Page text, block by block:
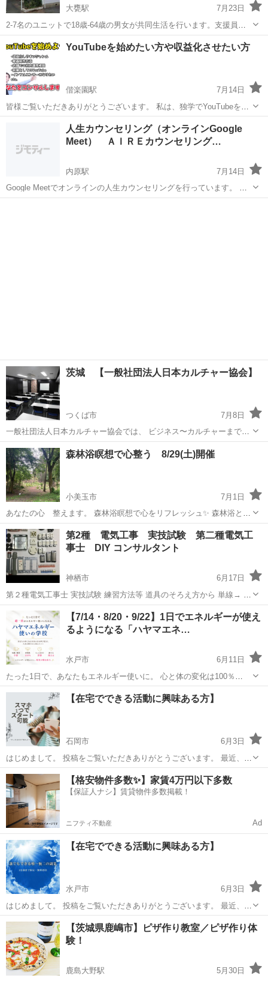
大甕駅
7月23日
2-7名のユニットで18歳-64歳の男女が共同生活を行います。支援員さ
んが24h自立へ向けた生活の援助を行います。
茨城 日立市 その他
YouTubeを始めたい方や収益化させたい方
偕楽園駅
7月14日
皆様ご覧いただきありがとうございます。 私は、独学でYouTubeを始
めて 収益化を達成し 企業からの動画編集を受けるお仕事をしている
YouTuberです。 一つのアカウントが1.5万人 二つめは、1.2万人 現在
つくばみらい市 偕楽園駅 YouTube
人生カウンセリング（オンラインGoogle
Meet） ＡＩＲＥカウンセリング…
内原駅
7月14日
Google Meetでオンラインの人生カウンセリングを行っています。 平
日の21時～23時（予約制）にオンラインでカウンセリングを行いま
茨城 【一般社団法人日本カルチャー協会】
つくば市
7月8日
一般社団法人日本カルチャー協会では、 ビジネス〜カルチャーまで、
茨城の皆様に、 オンラインやオフラインの 様々な分野の講師が講座を
開講しております。 ◆【講座のご案内】 一般社団法人日本カルチャー
協会の ...
茨城 つくば市 その他 カルチャー
森林浴瞑想で心整う 8/29(土)開催
小美玉市
7月1日
あなたの心 整えます。 森林浴瞑想で心をリフレッシュ✨ 森林浴と瞑
想を組み合わせることで、 ストレス解消、免疫機能向上、 リラックス
効果が劇的に高まります。 森のフィトンチッド(香りの成分)を感...
茨城 小美玉市 その他 疲労回復
第2種 電気工事 実技試験 第二種電気工
事士 DIY コンサルタント
神栖市
6月17日
第２種電気工事士 実技試験 練習方法等 道具のそろえ方から 単線→ 複
線に書き換える方法など、 ストリッパーなど、実際に使用してもらう
ために そろえてみました。ペンチ、220 200 180 175 150 圧着ペンチ
も複数...
茨城 神栖市 電気工事士
【7/14・8/20・9/22】1日でエネルギーが使え
るようになる「ハヤマエネ…
水戸市
6月11日
たった1日で、あなたもエネルギー使いに。 心と体の変化は100％
「今の自分を変えたい」 そう思うあなたへ。 ハヤマエネルギー使いの
学校では、 たった1日でエネルギーを使える人になり、 周りに...
茨城 水戸市 その他 ヒーリング
【在宅でできる活動に興味ある方】
石岡市
6月3日
はじめまして。 投稿をご覧いただきありがとうございます。 最近、在
宅でできることに興味を持つ方が増えています。 「何か始めたいけど
何から手をつければいいかわからない」 そんな方向けに、スマホで取
り組める内容に...
茨城 石岡市 その他 興味
【格安物件多数✨】家賃4万円以下多数
【保証人ナシ】賃貸物件多数掲載！
ニフティ不動産 Ad
【在宅でできる活動に興味ある方】
水戸市
6月3日
はじめまして。 投稿をご覧いただきありがとうございます。 最近、在
宅でできることに興味を持つ方が増えています。 「何か始めたいけど
何から手をつければいいかわからない」 そんな方向けに、スマホで取
り組める内容に...
茨城 水戸市 その他
【茨城県鹿嶋市】ピザ作り教室／ピザ作り体
験！
鹿島大野駅 5月30日